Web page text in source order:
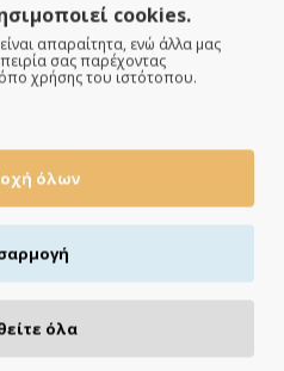
ΓΡΗΓΟΡΑ
cookies.
απαραίτητα, ενώ άλλα μας
σας παρέχοντας
χρήσης του ιστότοπου.
όλων
όλα